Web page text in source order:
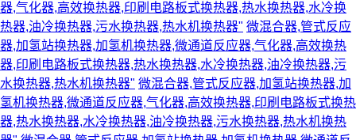
器,气化器,高效换热器,印刷电路板式换热器,热水换热器,水冷换
热器,油冷换热器,污水换热器,热水机换热器" 微混合器,管式反应
器,加氢站换热器,加氢机换热器,微通道反应器,气化器,高效换热
器,印刷电路板式换热器,热水换热器,水冷换热器,油冷换热器,污
水换热器,热水机换热器" 微混合器,管式反应器,加氢站换热器,加
氢机换热器,微通道反应器,气化器,高效换热器,印刷电路板式换热
器,热水换热器,水冷换热器,油冷换热器,污水换热器,热水机换热